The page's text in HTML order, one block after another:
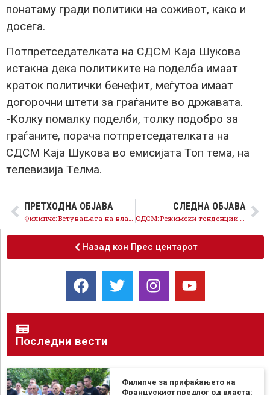
понатаму гради политики на соживот, како и
досега.
Потпретседателката на СДСМ Каја Шукова
истакна дека политиките на поделба имаат
краток политички бенефит, меѓутоа имаат
догорочни штети за граѓаните во државата.
-Колку помалку поделби, толку подобро за
граѓаните, порача потпретседателката на
СДСМ Каја Шукова во емисијата Топ тема, на
телевизија Телма.
ПРЕТХОДНА ОБЈАВА СЛЕДНА ОБЈАВА
Назад кон Прес центарот
Последни вести
Филипче за прифаќањето на
Францускиот предлог од власта: